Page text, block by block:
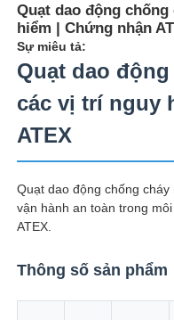
Quạt dao động
hiểm | Chứng nhận
Sự miêu tả:
Quạt dao
các vị trí nguy
ATEX
Quạt dao động chống
vận hành an toàn trong
ATEX.
Thông số sản phẩm